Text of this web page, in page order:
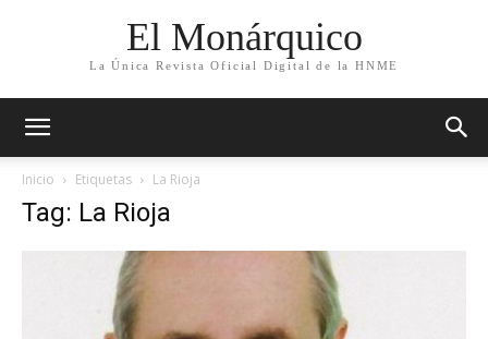
El Monárquico
La Única Revista Oficial Digital de la HNME
Inicio Etiquetas La Rioja
Tag: La Rioja